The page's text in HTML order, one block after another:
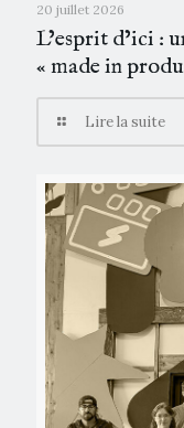
20 juillet 2026
L’esprit d’ici :
« made in
Lire la suite